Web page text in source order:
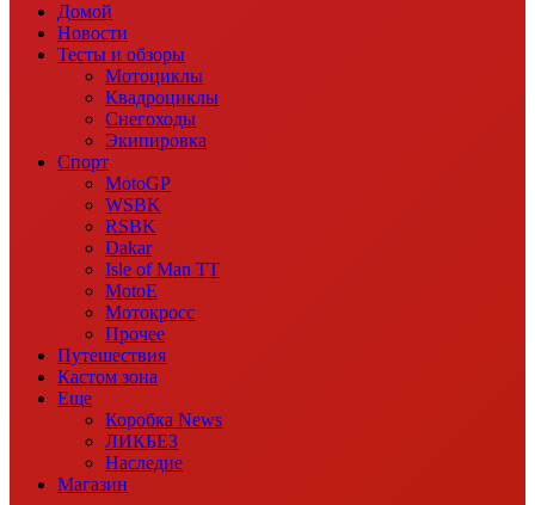
Домой
Новости
Тесты и обзоры
Мотоциклы
Квадроциклы
Снегоходы
Экипировка
Спорт
MotoGP
WSBK
RSBK
Dakar
Isle of Man TT
MotoE
Мотокросс
Прочее
Путешествия
Кастом зона
Еще
Коробка News
ЛИКБЕЗ
Наследие
Магазин